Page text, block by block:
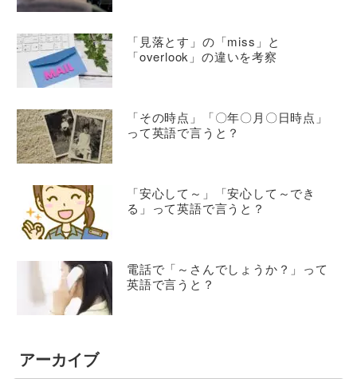
「見落とす」の「miss」と
「overlook」の違いを考察
「その時点」「〇年〇月〇日時点」
って英語で言うと？
「安心して～」「安心して～でき
る」って英語で言うと？
電話で「～さんでしょうか？」って
英語で言うと？
アーカイブ